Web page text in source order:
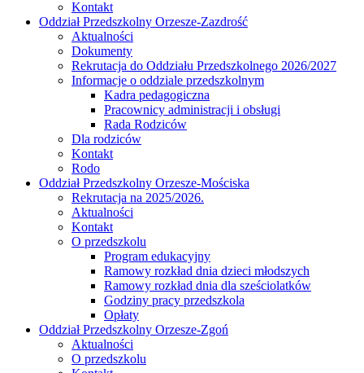
Kontakt
Oddział Przedszkolny Orzesze-Zazdrość
Aktualności
Dokumenty
Rekrutacja do Oddziału Przedszkolnego 2026/2027
Informacje o oddziale przedszkolnym
Kadra pedagogiczna
Pracownicy administracji i obsługi
Rada Rodziców
Dla rodziców
Kontakt
Rodo
Oddział Przedszkolny Orzesze-Mościska
Rekrutacja na 2025/2026.
Aktualności
Kontakt
O przedszkolu
Program edukacyjny
Ramowy rozkład dnia dzieci młodszych
Ramowy rozkład dnia dla sześciolatków
Godziny pracy przedszkola
Opłaty
Oddział Przedszkolny Orzesze-Zgoń
Aktualności
O przedszkolu